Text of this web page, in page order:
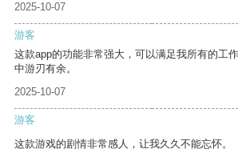
2025-10-07
游客
这款app的功能非常强大，可以满足我所有的工
中游刃有余。
2025-10-07
游客
这款游戏的剧情非常感人，让我久久不能忘怀。